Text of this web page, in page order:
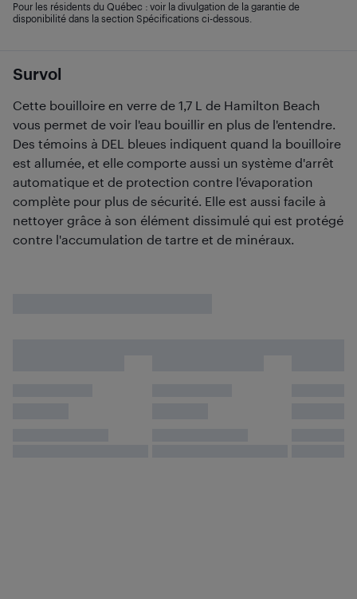
Survol
Cette bouilloire en verre de 1,7 L de Hamilton Beach
vous permet de voir l'eau bouillir en plus de l'entendre.
Des témoins à DEL bleues indiquent quand la bouilloire
est allumée, et elle comporte aussi un système d'arrêt
automatique et de protection contre l'évaporation
complète pour plus de sécurité. Elle est aussi facile à
nettoyer grâce à son élément dissimulé qui est protégé
contre l'accumulation de tartre et de minéraux.
Pour les résidents du Québec : voir la divulgation de la garantie de
disponibilité dans la section Spécifications ci-dessous.